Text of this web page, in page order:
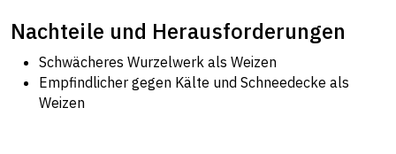
Nachteile und Herausforderungen
Schwächeres Wurzelwerk als Weizen
Empfindlicher gegen Kälte und Schneedecke als
Weizen